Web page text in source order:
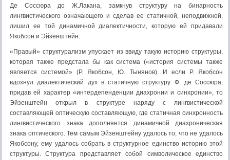
Де Соссюра до Ж.Лакана, замкнув структуру на бинарность
лингвистического означающего и сделав ее статичной, неподвижной,
лишил ее той динамичной диалектичности, которую ей придавали
Якобсон и Эйзенштейн.
«Правый» структурализм упускает из ввиду такую историю структуры,
которая также предстала бы как система («история системы также
является системой» (Р. Якобсон, Ю. Тынянов). И если Р. Якобсон
вдохнул диалектический дух в статичную структуру Ф. де Соссюра,
придав ей характер «интердепенденции диахронии и синхронии», то
Эйзенштейн открыл в структуре наряду с лингвистической
составляющей оптическую составляющую, где статичная синхронность
лингвистического знака дополняется динамичной диахроническая
знака оптического. Тем самым Эйзенштейну удалось то, что не удалось
Якобсону, ему удалось собрать в структурное единство историю этой
структуры. Структура представляет собой символическое единство